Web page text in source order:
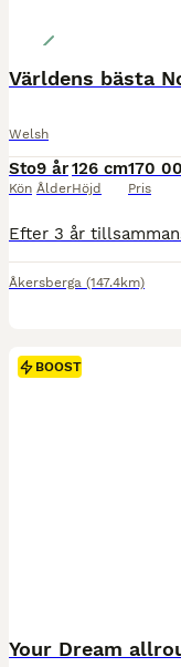
Världens bästa
Welsh
Sto
Kön
9 år
Ålder
126 cm
Höjd
170
Pris
Åkersberga (147.4km)
BOOST
Your Dream